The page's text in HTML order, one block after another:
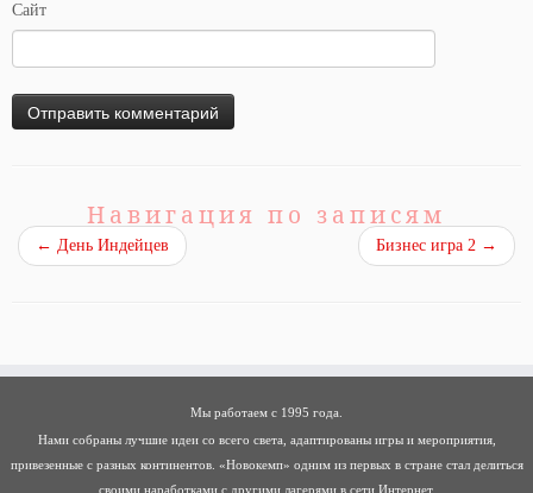
Сайт
Навигация по записям
← День Индейцев Бизнес игра 2 →
Мы работаем с 1995 года.
Нами собраны лучшие идеи со всего света, адаптированы игры и мероприятия,
привезенные с разных континентов. «Новокемп» одним из первых в стране стал делиться
своими наработками с другими лагерями в сети Интернет.